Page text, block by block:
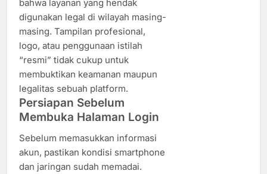
bahwa layanan yang hendak
digunakan legal di wilayah masing-
masing. Tampilan profesional,
logo, atau penggunaan istilah
“resmi” tidak cukup untuk
membuktikan keamanan maupun
legalitas sebuah platform.
Persiapan Sebelum
Membuka Halaman Login
Sebelum memasukkan informasi
akun, pastikan kondisi smartphone
dan jaringan sudah memadai.